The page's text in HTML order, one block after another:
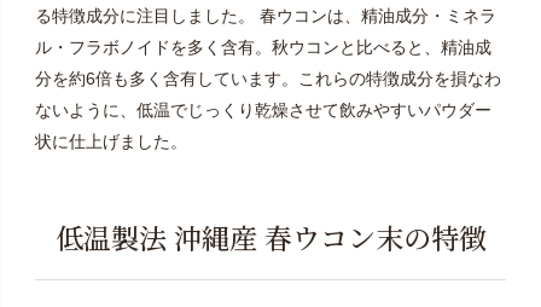
る特徴成分に注目しました。 春ウコンは、精油成分・ミネラ
ル・フラボノイドを多く含有。秋ウコンと比べると、精油成
分を約6倍も多く含有しています。これらの特徴成分を損なわ
ないように、低温でじっくり乾燥させて飲みやすいパウダー
状に仕上げました。
低温製法 沖縄産 春ウコン末の特徴